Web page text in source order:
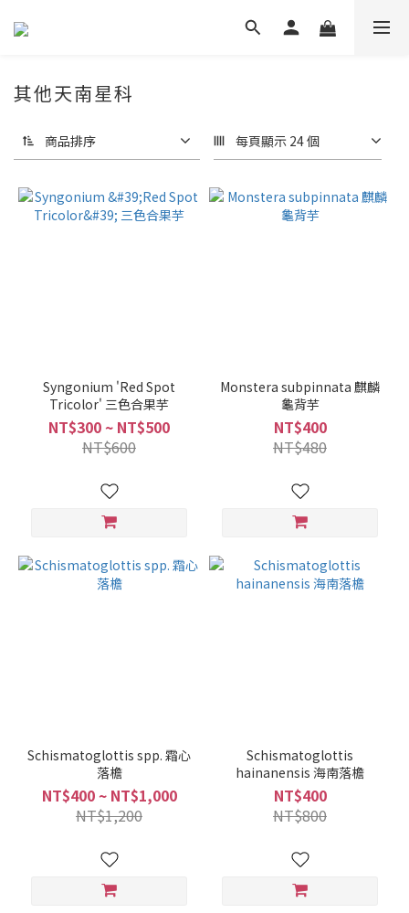
其他天南星科
商品排序 每頁顯示 24 個
Syngonium 'Red Spot
Tricolor' 三色合果芋
NT$300 ~ NT$500
NT$600
Monstera subpinnata 麒麟
龜背芋
NT$400
NT$480
Schismatoglottis spp. 霜心
落檐
NT$400 ~ NT$1,000
NT$1,200
Schismatoglottis
hainanensis 海南落檐
NT$400
NT$800